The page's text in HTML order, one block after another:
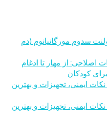
سدوم مورگانیانوم (دم
از مهار تا ادغام
کودکان
ایمنی، تجهیزات و بهترین
ایمنی، تجهیزات و بهترین